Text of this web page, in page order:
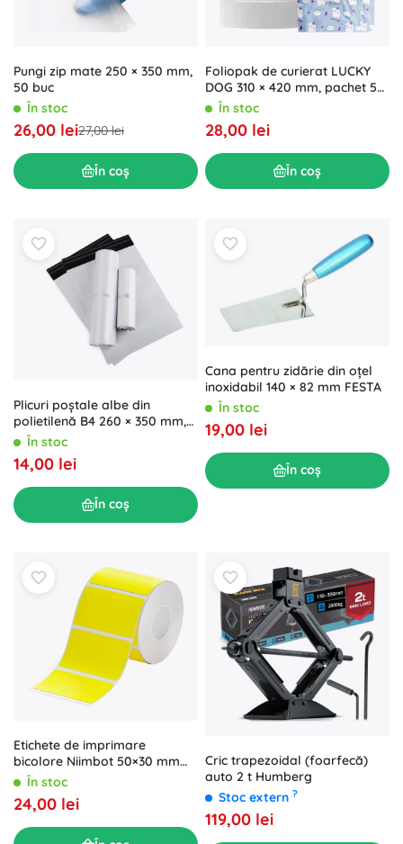
Pungi zip mate 250 × 350 mm,
50 buc
În stoc
26,00 lei27,00 lei
În coș
Foliopak de curierat LUCKY
DOG 310 × 420 mm, pachet 50
bucÎn stoc
28,00 lei
În coș
Plicuri poștale albe din
polietilenă B4 260 × 350 mm,
50 buc – rezistente și durabile
În stoc
14,00 lei
În coș
Cana pentru zidărie din oțel
inoxidabil 140 × 82 mm FESTA
În stoc
19,00 lei
În coș
Etichete de imprimare
bicolore Niimbot 50×30 mm
galbene
În stoc
24,00 lei
Cric trapezoidal (foarfecă)
auto 2 t Humberg
Stoc extern ?
119,00 lei